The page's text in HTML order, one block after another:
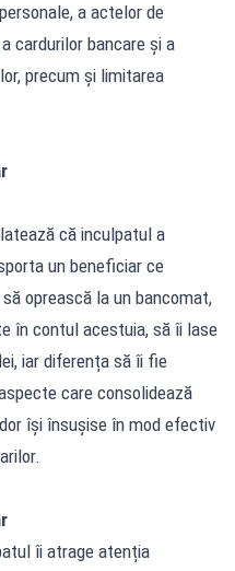
a actelor de
cardurilor bancare și a
precum și limitarea
că inculpatul a
un beneficiar ce
oprească la un bancomat,
în contul acestuia, să îi lase
iar diferența să îi fie
care consolidează
își însușise în mod efectiv
îi atrage atenția